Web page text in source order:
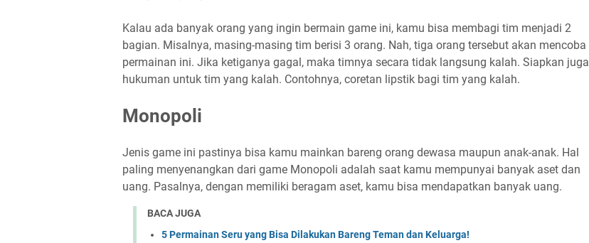
Kalau ada banyak orang yang ingin bermain game ini, kamu bisa membagi tim menjadi 2
bagian. Misalnya, masing-masing tim berisi 3 orang. Nah, tiga orang tersebut akan mencoba
permainan ini. Jika ketiganya gagal, maka timnya secara tidak langsung kalah. Siapkan juga
hukuman untuk tim yang kalah. Contohnya, coretan lipstik bagi tim yang kalah.
Monopoli
Jenis game ini pastinya bisa kamu mainkan bareng orang dewasa maupun anak-anak. Hal
paling menyenangkan dari game Monopoli adalah saat kamu mempunyai banyak aset dan
uang. Pasalnya, dengan memiliki beragam aset, kamu bisa mendapatkan banyak uang.
BACA JUGA
5 Permainan Seru yang Bisa Dilakukan Bareng Teman dan Keluarga!